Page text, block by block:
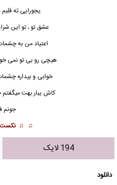
یجورایی ته
عشق تو ، تو این
اعتیاد من به
هیچی رو بی تو نمی
خوابی و بیداره
کاش یبار بهت
جونم
♫ ♫ نکست
194 لایک
دانلود